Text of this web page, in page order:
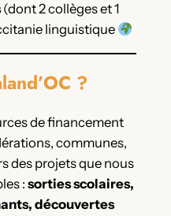
(dont 2 collèges et 1
linguistique
?
de financement
communes,
des projets que nous
: sorties scolaires,
découvertes